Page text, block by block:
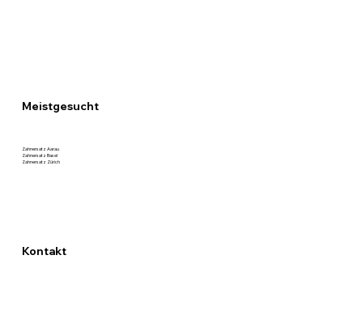
Meistgesucht
Kontakt
Zahnersatz Aarau
Zahnersatz Basel
Zahnersatz Zürich